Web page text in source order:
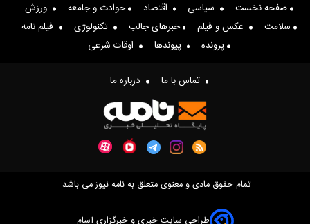
صفحه نخست سیاسی اقتصاد حوادث و جامعه
ورزش
سلامت
عکس و فیلم خبرهای جالب تکنولوژی
فیلم نامه
پرونده
پیوندها اوقات شرعی
تماس با ما درباره ما
تمام حقوق مادی و معنوی متعلق به نامه نیوز می باشد.
طراحی سایت خبری و خبرگزاری آسام